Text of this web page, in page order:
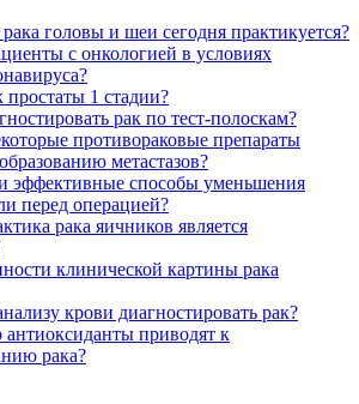
головы и шеи сегодня практикуется?
с онкологией в условиях
простаты 1 стадии?
рак по тест-полоскам?
противораковые препараты
метастазов?
эффективные способы уменьшения
перед операцией?
рака яичников является
клинической картины рака
крови диагностировать рак?
антиоксиданты приводят к
рака?